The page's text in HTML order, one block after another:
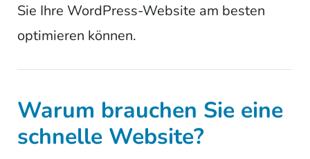
Sie Ihre WordPress-Website am besten
optimieren können.
Warum brauchen Sie eine
schnelle Website?